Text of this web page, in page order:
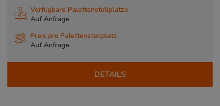
Verfügbare Palettenstellplätze
Auf Anfrage
Preis pro Palettenstellplatz
Auf Anfrage
DETAILS